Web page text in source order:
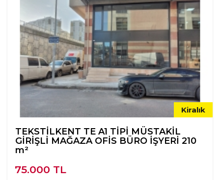
Kiralık
TEKSTİLKENT TE A1 TİPİ MÜSTAKİL
GİRİŞLİ MAĞAZA OFİS BÜRO İŞYERİ 210
m²
75.000 TL